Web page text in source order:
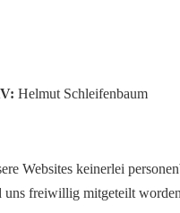
Helmut Schleifenbaum
Websites keinerlei
uns freiwillig mitgeteilt